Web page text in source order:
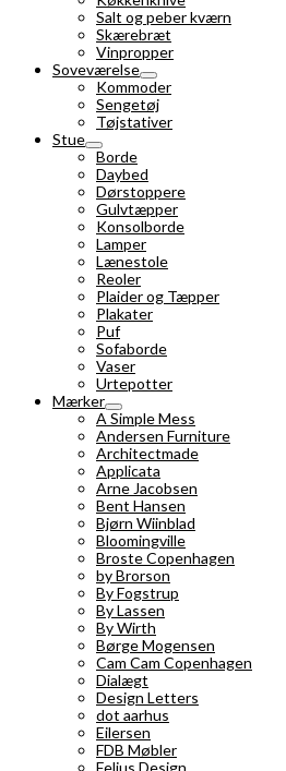
Salt og peber kværn
Skærebræt
Vinpropper
Soveværelse
Kommoder
Sengetøj
Tøjstativer
Stue
Borde
Daybed
Dørstoppere
Gulvtæpper
Konsolborde
Lamper
Lænestole
Reoler
Plaider og Tæpper
Plakater
Puf
Sofaborde
Vaser
Urtepotter
Mærker
A Simple Mess
Andersen Furniture
Architectmade
Applicata
Arne Jacobsen
Bent Hansen
Bjørn Wiinblad
Bloomingville
Broste Copenhagen
by Brorson
By Fogstrup
By Lassen
By Wirth
Børge Mogensen
Cam Cam Copenhagen
Dialægt
Design Letters
dot aarhus
Eilersen
FDB Møbler
Felius Design